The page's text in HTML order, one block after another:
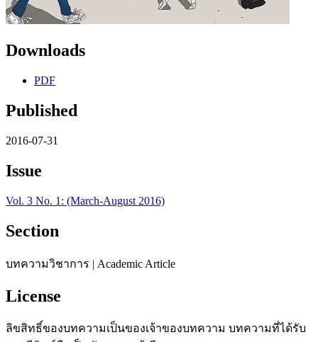
Downloads
PDF
Published
2016-07-31
Issue
Vol. 3 No. 1: (March-August 2016)
Section
บทความวิชาการ | Academic Article
License
ลิขสิทธิ์ของบทความเป็นของเจ้าของบทความ บทความที่ได้รับ